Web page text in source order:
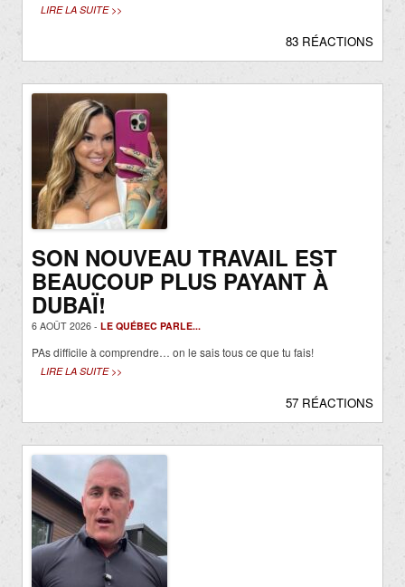
LIRE LA SUITE >>
83 RÉACTIONS
SON NOUVEAU TRAVAIL EST
BEAUCOUP PLUS PAYANT À
DUBAÏ!
6 AOÛT 2026 - LE QUÉBEC PARLE...
PAs difficile à comprendre… on le sais tous ce que tu fais!
LIRE LA SUITE >>
57 RÉACTIONS